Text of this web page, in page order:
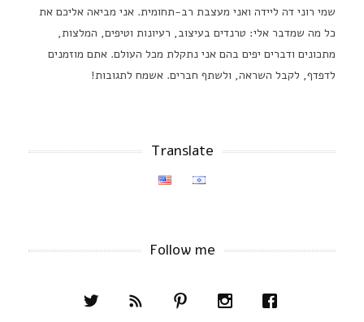
שמי רוני דה ליידה ואני מעצבת רב-תחומית. אני מביאה אליכם את
כל מה שמדבר אלי: טרנדים בעיצוב, רעיונות וטיפים, המלצות,
מתכונים ודברים יפים בהם אני נתקלת מכל העולם. אתם מוזמנים
לדפדף, לקבל השראה, ולשתף חברים. אשמח לתגובות!
Translate
Follow me